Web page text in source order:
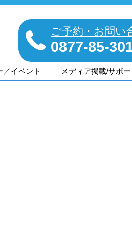
ご予約・お問い
0877-85-
／イベント メディア掲載/サポ